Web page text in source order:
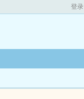
登录